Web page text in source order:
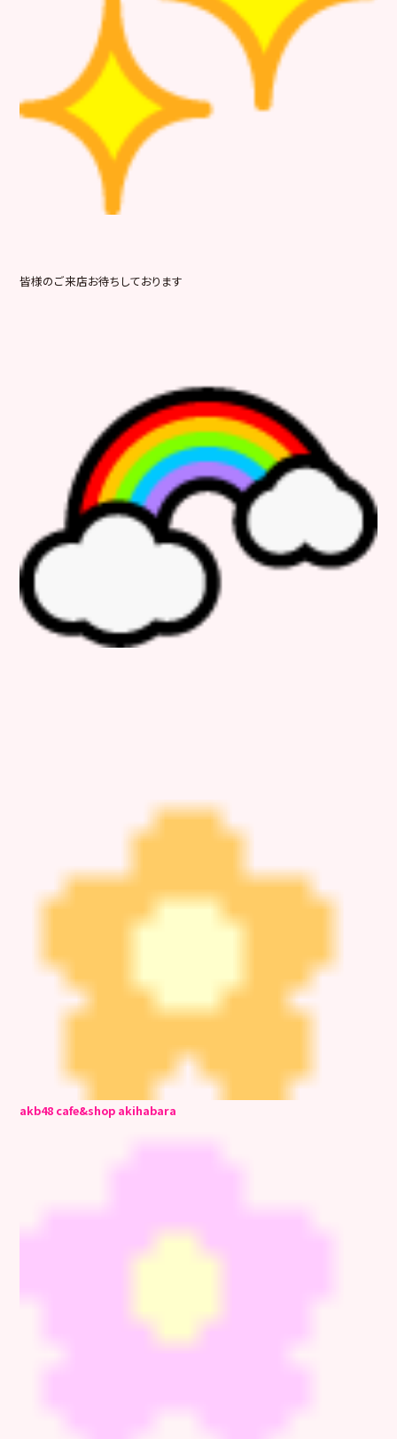
皆様のご来店お待ちしております
akb48 cafe&shop akihabara